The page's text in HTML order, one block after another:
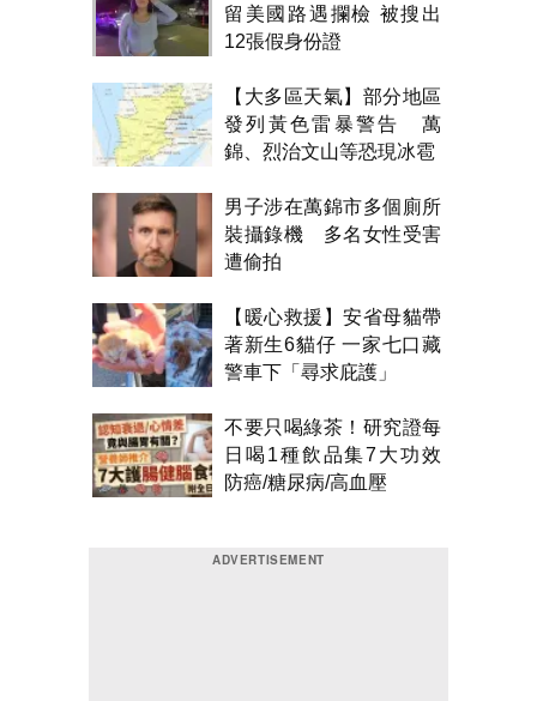
留美國路遇攔檢 被搜出
12張假身份證
【大多區天氣】部分地區
發列黃色雷暴警告 萬
錦、烈治文山等恐現冰雹
男子涉在萬錦市多個廁所
裝攝錄機 多名女性受害
遭偷拍
【暖心救援】安省母貓帶
著新生6貓仔 一家七口藏
警車下「尋求庇護」
不要只喝綠茶！研究證每
日喝1種飲品集7大功效
防癌/糖尿病/高血壓